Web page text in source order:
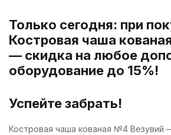
Только сегодня: при
Костровая чаша
— скидка на любое
оборудование до 15%!
Успейте забрать!
Костровая чаша кованая №4 Везувий